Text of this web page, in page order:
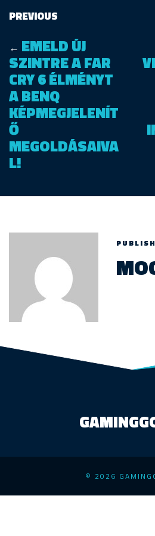
PREVIOUS
← EMELD ÚJ
SZINTRE A FAR
CRY 6 ÉLMÉNYT
A BENQ
KÉPMEGJELENÍT
Ő
MEGOLDÁSAIVA
L!
© 2026